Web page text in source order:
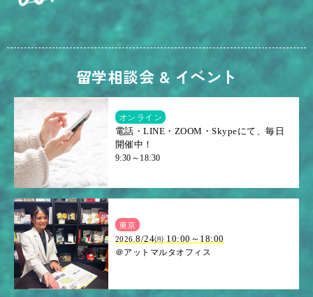
留学相談会 & イベント
オンライン
電話・LINE・ZOOM・Skypeにて、毎日
開催中！
9:30～18:30
東京
2026.8/24㈪ 10:00～18:00
＠アットマルタオフィス